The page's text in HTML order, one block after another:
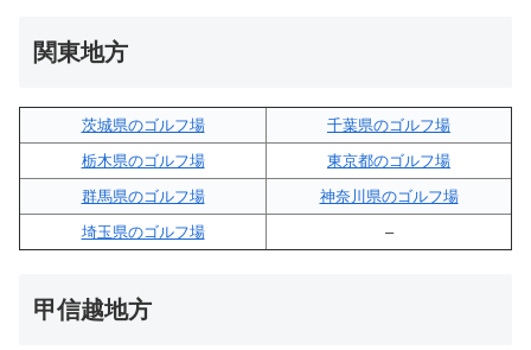
関東地方
茨城県のゴルフ場
千葉県のゴルフ場
栃木県のゴルフ場
東京都のゴルフ場
群馬県のゴルフ場
神奈川県のゴルフ場
埼玉県のゴルフ場
–
甲信越地方